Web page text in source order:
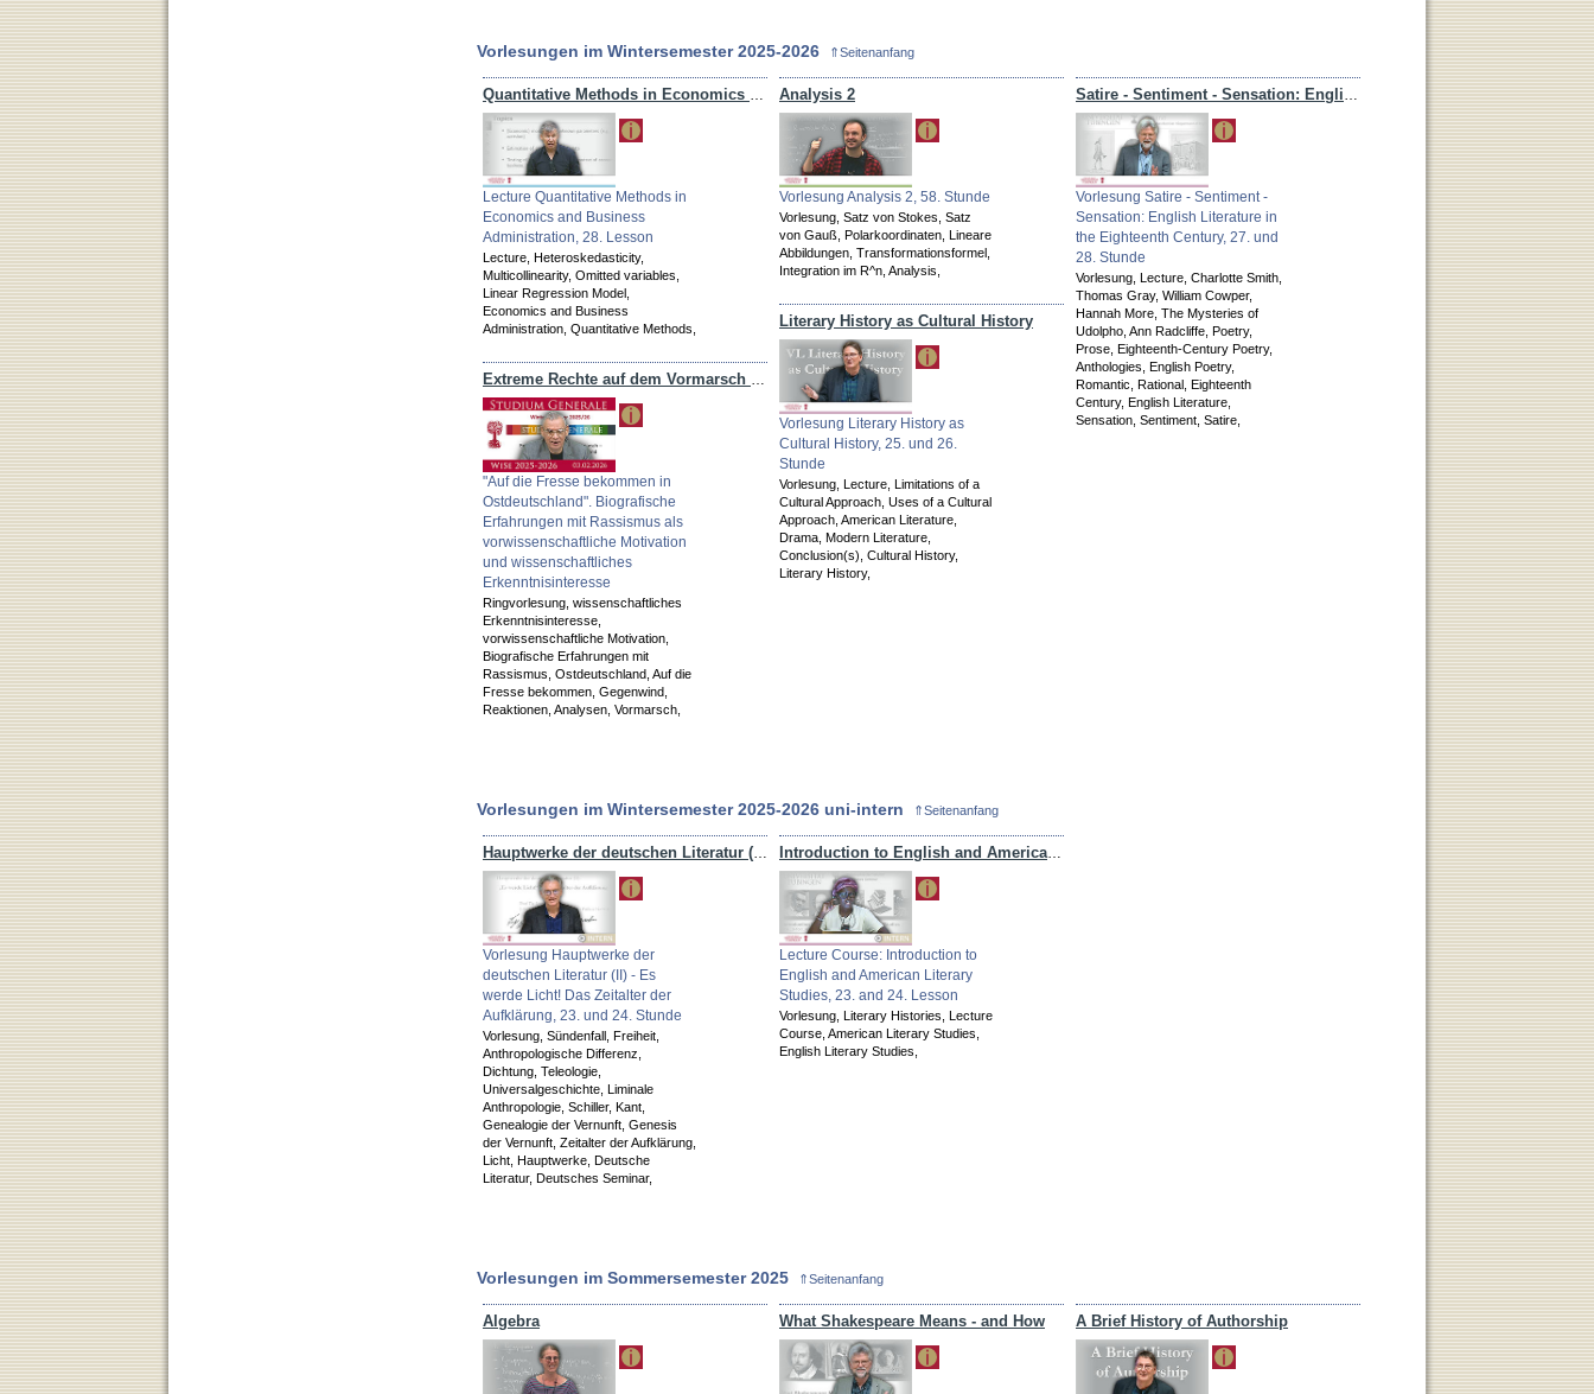
Vorlesungen im Wintersemester 2025-2026 ⇑Seitenanfang
Lecture Quantitative Methods in
Economics and Business
Administration, 28. Lesson
Lecture, Heteroskedasticity,
Multicollinearity, Omitted variables,
Linear Regression Model,
Economics and Business
Administration, Quantitative Methods,
"Auf die Fresse bekommen in
Ostdeutschland". Biografische
Erfahrungen mit Rassismus als
vorwissenschaftliche Motivation
und wissenschaftliches
Erkenntnisinteresse
Ringvorlesung, wissenschaftliches
Erkenntnisinteresse,
vorwissenschaftliche Motivation,
Biografische Erfahrungen mit
Rassismus, Ostdeutschland, Auf die
Fresse bekommen, Gegenwind,
Reaktionen, Analysen, Vormarsch,
Analysis 2
Vorlesung Analysis 2, 58. Stunde
Vorlesung, Satz von Stokes, Satz
von Gauß, Polarkoordinaten, Lineare
Abbildungen, Transformationsformel,
Integration im R^n, Analysis,
Literary History as Cultural History
Vorlesung Literary History as
Cultural History, 25. und 26.
Stunde
Vorlesung, Lecture, Limitations of a
Cultural Approach, Uses of a Cultural
Approach, American Literature,
Drama, Modern Literature,
Conclusion(s), Cultural History,
Literary History,
Vorlesung Satire - Sentiment -
Sensation: English Literature in
the Eighteenth Century, 27. und
28. Stunde
Vorlesung, Lecture, Charlotte Smith,
Thomas Gray, William Cowper,
Hannah More, The Mysteries of
Udolpho, Ann Radcliffe, Poetry,
Prose, Eighteenth-Century Poetry,
Anthologies, English Poetry,
Romantic, Rational, Eighteenth
Century, English Literature,
Sensation, Sentiment, Satire,
Vorlesungen im Wintersemester 2025-2026 uni-intern ⇑Seitenanfang
Vorlesung Hauptwerke der
deutschen Literatur (II) - Es
werde Licht! Das Zeitalter der
Aufklärung, 23. und 24. Stunde
Vorlesung, Sündenfall, Freiheit,
Anthropologische Differenz,
Dichtung, Teleologie,
Universalgeschichte, Liminale
Anthropologie, Schiller, Kant,
Genealogie der Vernunft, Genesis
der Vernunft, Zeitalter der Aufklärung,
Licht, Hauptwerke, Deutsche
Literatur, Deutsches Seminar,
Lecture Course: Introduction to
English and American Literary
Studies, 23. and 24. Lesson
Vorlesung, Literary Histories, Lecture
Course, American Literary Studies,
English Literary Studies,
Vorlesungen im Sommersemester 2025 ⇑Seitenanfang
Algebra What Shakespeare Means - and How A Brief History of Authorship